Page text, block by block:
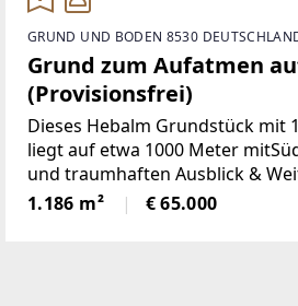
GRUND UND BODEN 8530
Grund zum Aufatmen
(Provisionsfrei)
Dieses Hebalm Grundstück mit
liegt auf etwa 1000 Meter
und traumhaften Ausblick &
Grundstück liegtim Wohngebiet
Bebauungsdichte von 0,2-0,3)
1.186 m² € 65.000